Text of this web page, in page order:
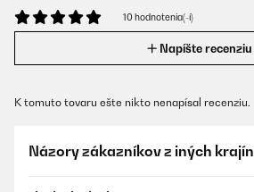
10 hodnotenia(-í)
Napíšte recenziu
K tomuto tovaru ešte nikto nenapísal recenziu.
Názory zákazníkov z iných krajín